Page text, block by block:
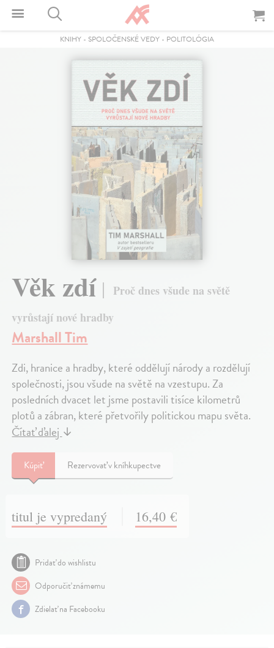
KNIHY - SPOLOČENSKÉ VEDY - POLITOLÓGIA
Věk zdí
Proč dnes všude na světě
vyrůstají nové hradby
Marshall Tim
Zdi, hranice a hradby, které oddělují národy a rozdělují
společnosti, jsou všude na světě na vzestupu. Za
posledních dvacet let jsme postavili tisíce kilometrů
plotů a zábran, které přetvořily politickou mapu světa.
Čítať ďalej ↓
Kúpiť Rezervovať v kníhkupectve
titul je vypredaný 16,40 €
Pridať do wishlistu
Odporučiť známemu
Zdielať na Facebooku